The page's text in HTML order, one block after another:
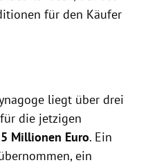
für den Käufer
liegt über drei
für die jetzigen
Millionen Euro. Ein
ein